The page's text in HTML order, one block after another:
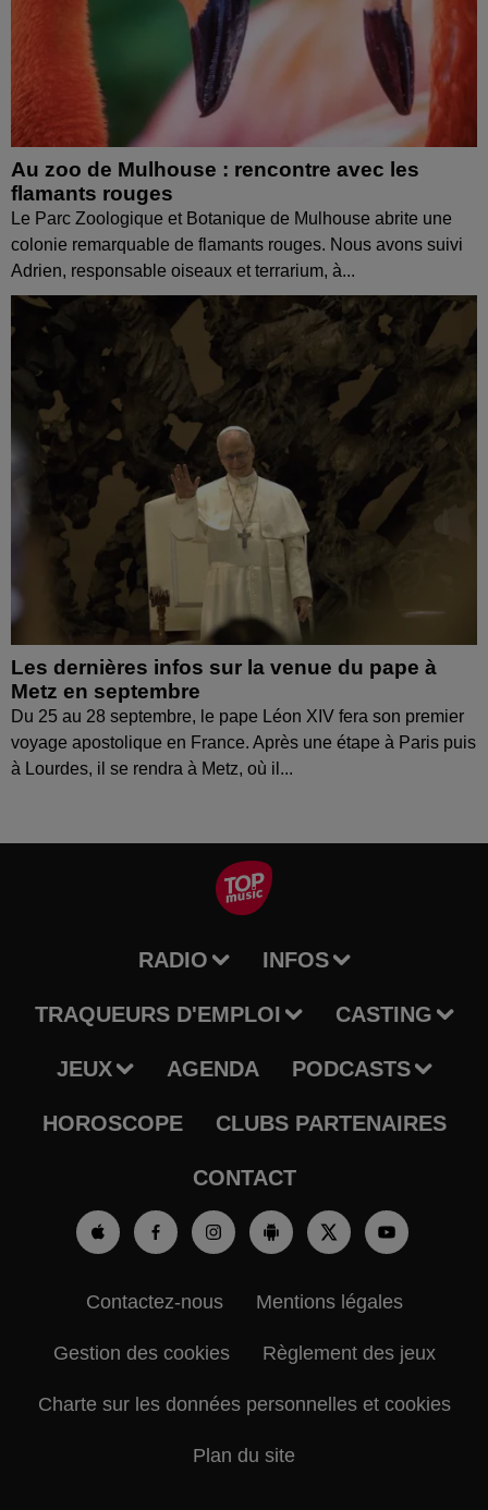
Au zoo de Mulhouse : rencontre avec les
flamants rouges
Le Parc Zoologique et Botanique de Mulhouse abrite une
colonie remarquable de flamants rouges. Nous avons suivi
Adrien, responsable oiseaux et terrarium, à...
Les dernières infos sur la venue du pape à
Metz en septembre
Du 25 au 28 septembre, le pape Léon XIV fera son premier
voyage apostolique en France. Après une étape à Paris puis
à Lourdes, il se rendra à Metz, où il...
RADIO INFOS
TRAQUEURS D'EMPLOI CASTING
JEUX AGENDA PODCASTS
HOROSCOPE CLUBS PARTENAIRES
CONTACT
Contactez-nous Mentions légales
Gestion des cookies Règlement des jeux
Charte sur les données personnelles et cookies
Plan du site